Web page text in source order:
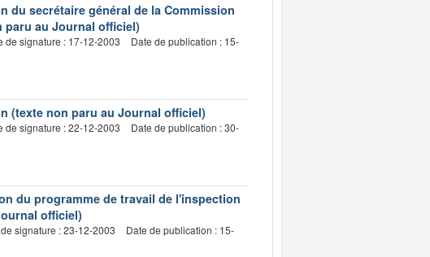
du secrétaire général de la Commission
paru au Journal officiel)
de signature : 17-12-2003
Date de publication : 15-
(texte non paru au Journal officiel)
de signature : 22-12-2003
Date de publication : 30-
du programme de travail de l'inspection
officiel)
signature : 23-12-2003
Date de publication : 15-